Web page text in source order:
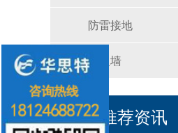
防雷接地
防火墙
推荐资讯
模块化机房与传统机房的区别